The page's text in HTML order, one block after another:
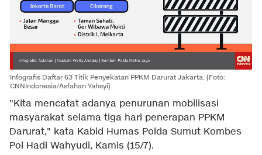
Infografis Daftar 63 Titik Penyekatan PPKM Darurat Jakarta. (Foto:
CNNIndonesia/Asfahan Yahsyi)
"Kita mencatat adanya penurunan mobilisasi
masyarakat selama tiga hari penerapan PPKM
Darurat," kata Kabid Humas Polda Sumut Kombes
Pol Hadi Wahyudi, Kamis (15/7).